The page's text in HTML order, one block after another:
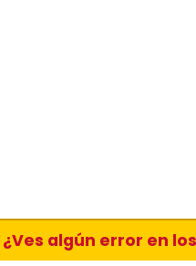
¿Ves algún error en